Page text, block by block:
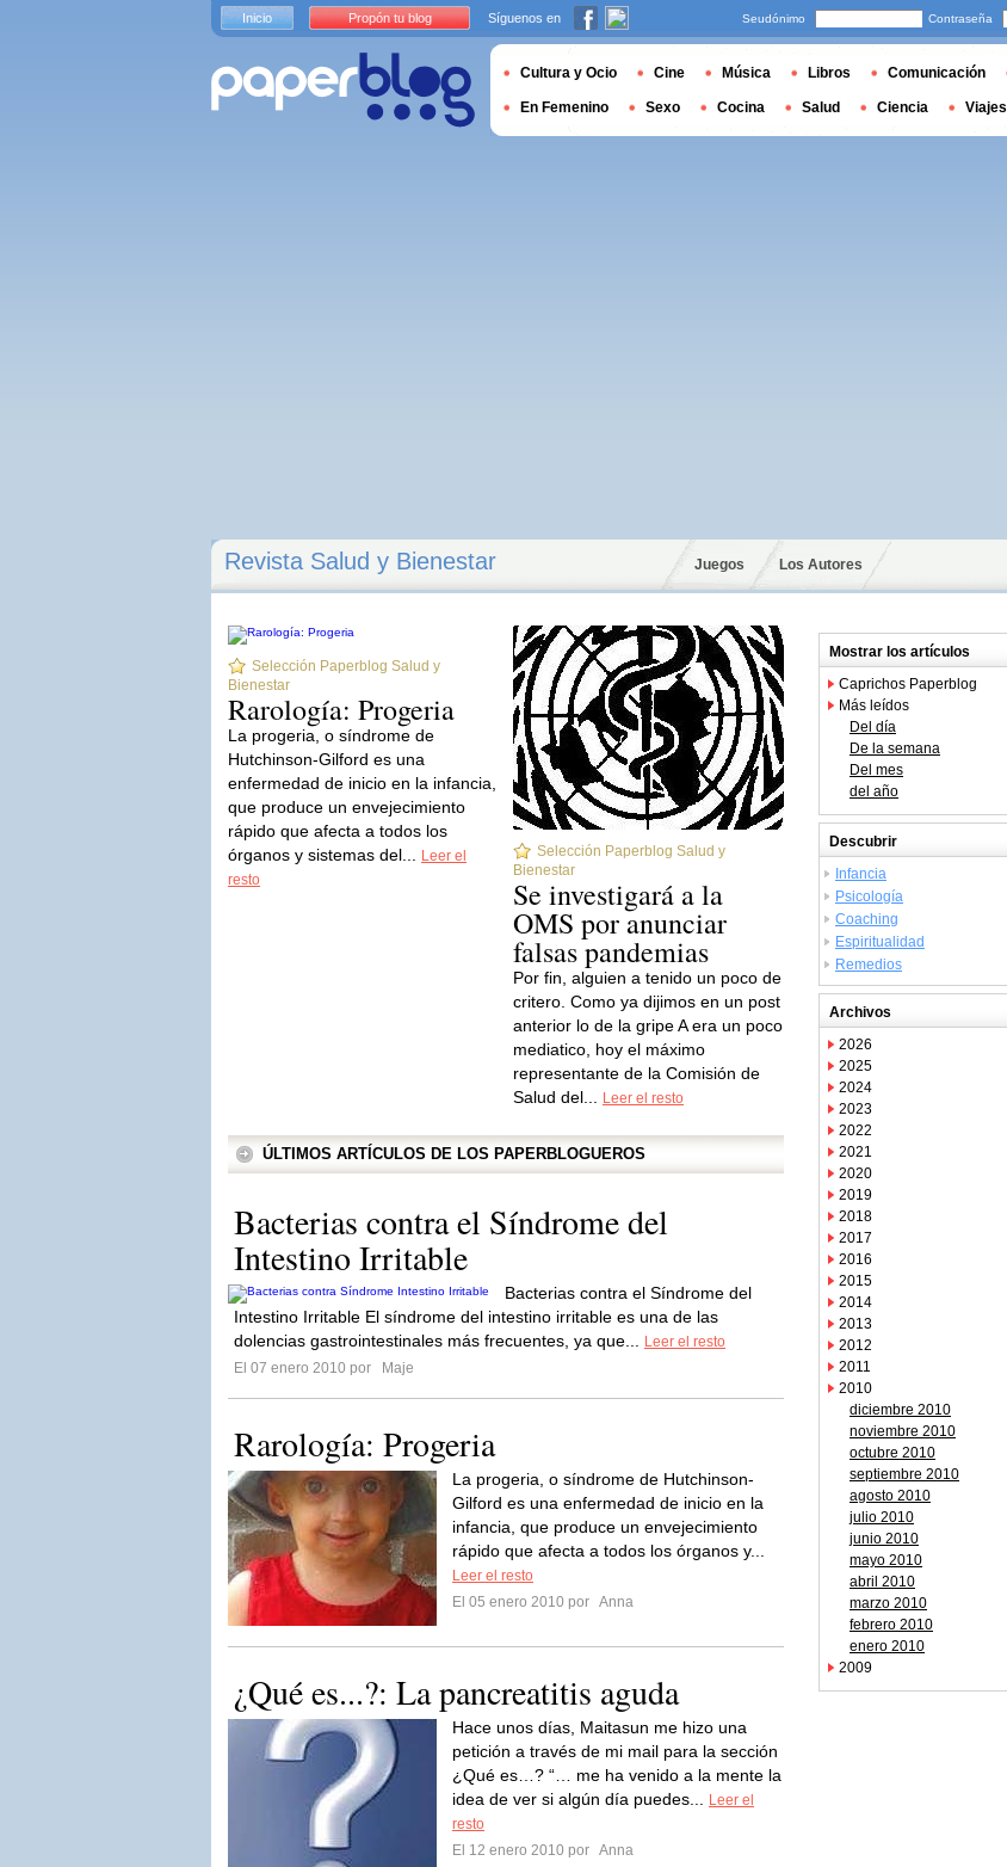
Revista Salud y Bienestar Juegos Los Autores
Selección Paperblog Salud y
Bienestar
Rarología: Progeria
La progeria, o síndrome de
Hutchinson-Gilford es una
enfermedad de inicio en la infancia,
que produce un envejecimiento
rápido que afecta a todos los
órganos y sistemas del...
Leer el
resto
Selección Paperblog Salud y
Bienestar
Se investigará a la
OMS por anunciar
falsas pandemias
Por fin, alguien a tenido un poco de
critero. Como ya dijimos en un post
anterior lo de la gripe A era un poco
mediatico, hoy el máximo
representante de la Comisión de
Salud del...
Leer el resto
ÚLTIMOS ARTÍCULOS DE LOS PAPERBLOGUEROS
Bacterias contra el Síndrome del
Intestino Irritable
Bacterias contra el Síndrome del
Intestino Irritable El síndrome del intestino irritable es una de las
dolencias gastrointestinales más frecuentes, ya que...
Leer el resto
El 07 enero 2010 por
Maje
Rarología: Progeria
La progeria, o síndrome de Hutchinson-
Gilford es una enfermedad de inicio en la
infancia, que produce un envejecimiento
rápido que afecta a todos los órganos y...
Leer el resto
El 05 enero 2010 por Anna
¿Qué es...?: La pancreatitis aguda
Hace unos días, Maitasun me hizo una
petición a través de mi mail para la sección
¿Qué es…? “… me ha venido a la mente la
idea de ver si algún día puedes...
Leer el
resto
El 12 enero 2010 por Anna
Mostrar los artículos
Caprichos Paperblog
Más leídos
Del día
De la semana
Del mes
del año
Descubrir
Infancia
Psicología
Coaching
Espiritualidad
Remedios
Archivos
2026
2025
2024
2023
2022
2021
2020
2019
2018
2017
2016
2015
2014
2013
2012
2011
2010
diciembre 2010
noviembre 2010
octubre 2010
septiembre 2010
agosto 2010
julio 2010
junio 2010
mayo 2010
abril 2010
marzo 2010
febrero 2010
enero 2010
2009
Inicio Propón tu blog Síguenos en Seudónimo Contraseña
Cultura y Ocio Cine Música Libros Comunicación
En Femenino Sexo Cocina Salud Ciencia Viajes